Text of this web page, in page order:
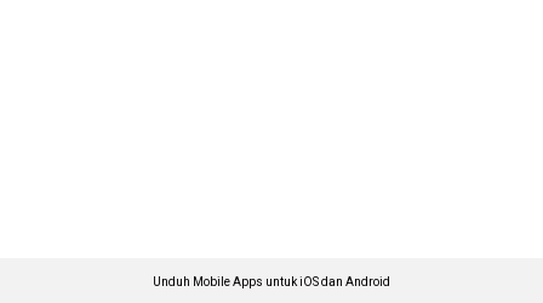
Unduh Mobile Apps untuk iOS dan Android